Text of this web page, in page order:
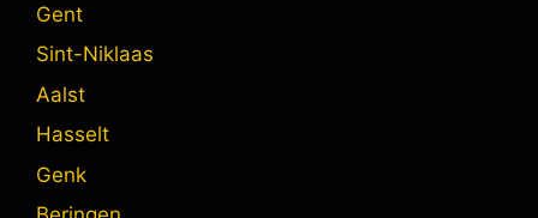
Gent
Sint-Niklaas
Aalst
Hasselt
Genk